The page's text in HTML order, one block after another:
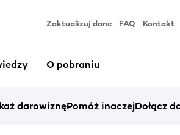
Zaktualizuj dane FAQ Kontakt
O pobraniu
darowiznęPomóż inaczejDołącz